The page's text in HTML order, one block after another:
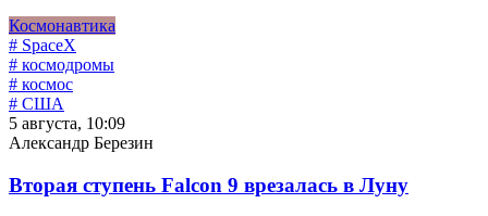
Космонавтика
# SpaceX
# космодромы
# космос
# США
5 августа, 10:09
Александр Березин
Вторая ступень Falcon 9 врезалась в Луну